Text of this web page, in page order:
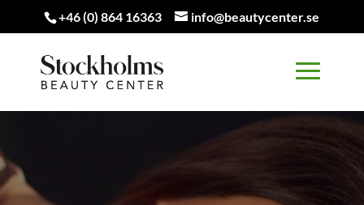
+46 (0) 864 16363 info@beautycenter.se